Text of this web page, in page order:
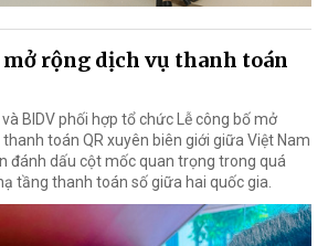
mở rộng dịch vụ thanh toán
BIDV phối hợp tổ chức Lễ công bố mở
toán QR xuyên biên giới giữa Việt Nam
đánh dấu cột mốc quan trọng trong quá
tầng thanh toán số giữa hai quốc gia.